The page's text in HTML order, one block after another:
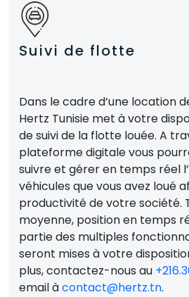
Suivi de flotte
Dans le cadre d’une location
Hertz Tunisie met à votre
de suivi de la flotte louée. A
plateforme digitale vous
suivre et gérer en temps réel
véhicules que vous avez loué
productivité de votre société.
moyenne, position en temps
partie des multiples
seront mises à votre
plus, contactez-nous au
email àcontact@hertz.tn.